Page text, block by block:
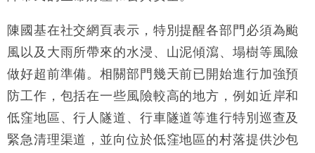
14:49
財經｜大摩削老鋪黃金目標價至505元 惟維持「增
持」評級
13:49
本地｜華嫂冰室太子店涉提供失實資料 遭禁申請輸入
勞工一年
12:11
中國｜強颱風「白海豚」殘渦北上 上海取消逾900班
機
18:31
財經｜華僑銀行上半年淨利創新高 中期息增15%至
陳國基在社交網頁表示，特別提醒各部門必須為颱
風以及大雨所帶來的水浸、山泥傾瀉、塌樹等風險
做好超前準備。相關部門幾天前已開始進行加強預
防工作，包括在一些風險較高的地方，例如近岸和
低窪地區、行人隧道、行車隧道等進行特別巡查及
緊急清理渠道，並向位於低窪地區的村落提供沙包